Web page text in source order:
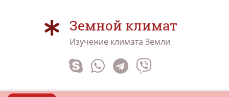
Земной климат
Изучение климата Земли